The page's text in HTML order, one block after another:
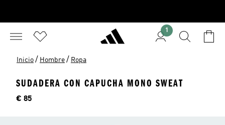
1
Inicio / Hombre / Ropa
SUDADERA CON CAPUCHA MONO SWEAT
Precio
€ 85